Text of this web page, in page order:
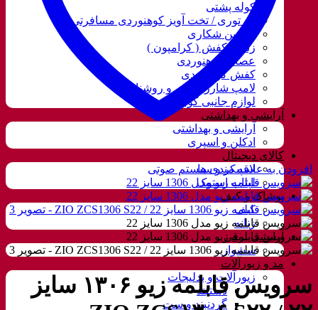
کوله پشتی
ننو توری / تخت آویز کوهنوردی مسافرتی
دوربین شکاری
زنجیر کفش ( کرامپون )
عصای کوهنوردی
کفش کوهنوردی
لامپ شارژی، نور و روشنایی
لوازم جانبی کوهنوردی
آرایشی و بهداشتی
آرایشی و بهداشتی
ادکلن و اسپری
کالای دیجیتال
اسپیکر و سیستم صوتی
لپتاب استوک
پوشاک و کیف
کیف
زنانه
آرایشی برقی
سشوار
مد و زیورآلات
زیورآلات و بدلیجات
دستبند
گردنبند و ست
افزودن به علاقه مندی ها
سرویس قابلمه زیو ۱۳۰۶ سایز